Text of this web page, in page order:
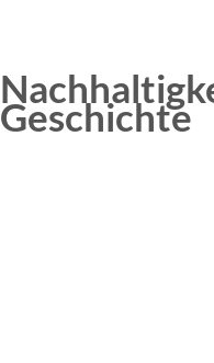
Geschichte